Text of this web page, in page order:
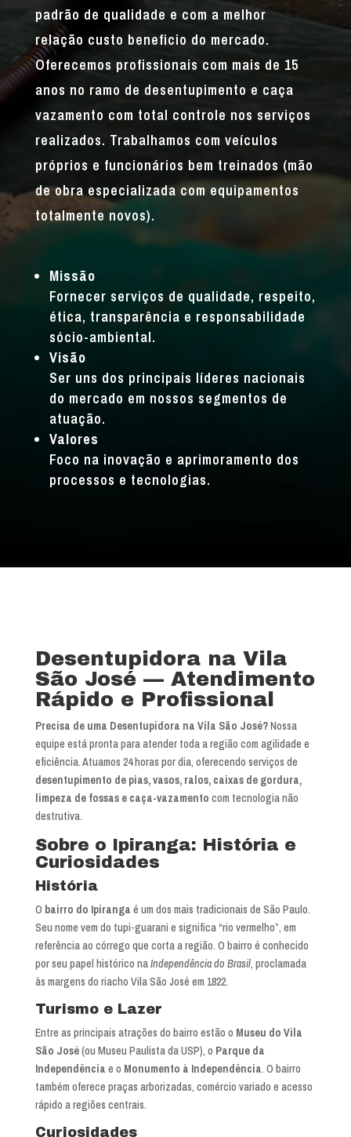
padrão de qualidade e com a melhor
relação custo beneficio do mercado.
Oferecemos profissionais com mais de 15
anos no ramo de desentupimento e caça
vazamento com total controle nos serviços
realizados. Trabalhamos com veículos
próprios e funcionários bem treinados (mão
de obra especializada com equipamentos
totalmente novos).
Missão
Fornecer serviços de qualidade, respeito,
ética, transparência e responsabilidade
sócio-ambiental.
Visão
Ser uns dos principais líderes nacionais
do mercado em nossos segmentos de
atuação.
Valores
Foco na inovação e aprimoramento dos
processos e tecnologias.
Desentupidora na Vila
São José — Atendimento
Rápido e Profissional
Precisa de uma Desentupidora na Vila São José?Nossa
equipe está pronta para atender toda a região com agilidade e
eficiência. Atuamos 24 horas por dia, oferecendo serviços de
desentupimento de pias, vasos, ralos, caixas de gordura,
limpeza de fossas e caça-vazamento com tecnologia não
destrutiva.
Sobre o Ipiranga: História e
Curiosidades
História
O bairro do Ipiranga é um dos mais tradicionais de São Paulo.
Seu nome vem do tupi-guarani e significa “rio vermelho”, em
referência ao córrego que corta a região. O bairro é conhecido
por seu papel histórico naIndependência do Brasil, proclamada
às margens do riacho Vila São José em 1822.
Turismo e Lazer
Entre as principais atrações do bairro estão o Museu do Vila
São José(ou Museu Paulista da USP), o Parque da
Independência e o Monumento à Independência. O bairro
também oferece praças arborizadas, comércio variado e acesso
rápido a regiões centrais.
Curiosidades